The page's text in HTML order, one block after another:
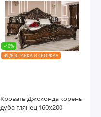
-40%
🎁 ДОСТАВКА И СБОРКА*
Кровать Джоконда корень
дуба глянец 160х200